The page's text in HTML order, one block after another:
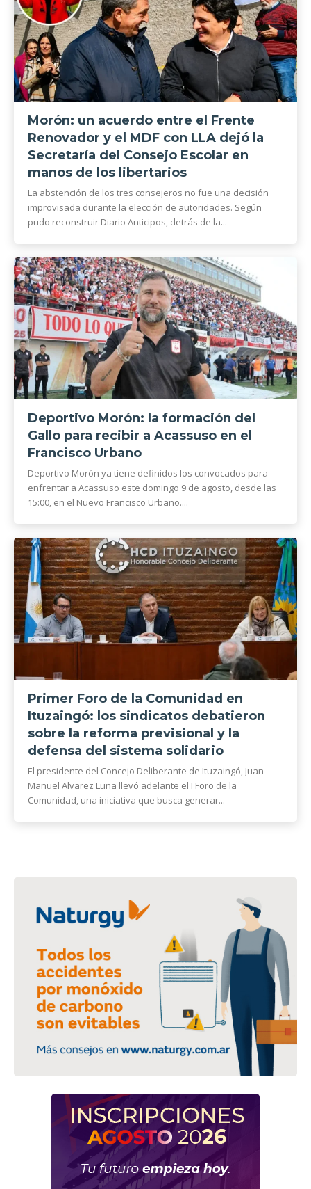
Morón: un acuerdo entre el Frente
Renovador y el MDF con LLA dejó la
Secretaría del Consejo Escolar en
manos de los libertarios
La abstención de los tres consejeros no fue una decisión
improvisada durante la elección de autoridades. Según
pudo reconstruir Diario Anticipos, detrás de la...
Deportivo Morón: la formación del
Gallo para recibir a Acassuso en el
Francisco Urbano
Deportivo Morón ya tiene definidos los convocados para
enfrentar a Acassuso este domingo 9 de agosto, desde las
15:00, en el Nuevo Francisco Urbano....
Primer Foro de la Comunidad en
Ituzaingó: los sindicatos debatieron
sobre la reforma previsional y la
defensa del sistema solidario
El presidente del Concejo Deliberante de Ituzaingó, Juan
Manuel Alvarez Luna llevó adelante el I Foro de la
Comunidad, una iniciativa que busca generar...